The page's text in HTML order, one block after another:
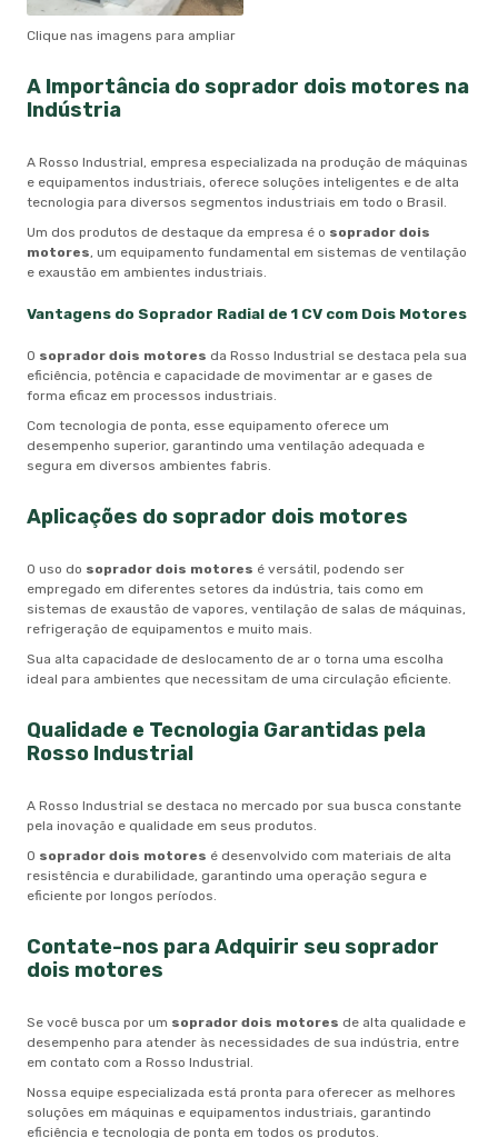
Clique nas imagens para ampliar
A Importância dosoprador dois motores na
Indústria
A Rosso Industrial, empresa especializada na produção de máquinas
e equipamentos industriais, oferece soluções inteligentes e de alta
tecnologia para diversos segmentos industriais em todo o Brasil.
Um dos produtos de destaque da empresa é o soprador dois
motores, um equipamento fundamental em sistemas de ventilação
e exaustão em ambientes industriais.
Vantagens do Soprador Radial de 1 CV com Dois Motores
O soprador dois motores da Rosso Industrial se destaca pela sua
eficiência, potência e capacidade de movimentar ar e gases de
forma eficaz em processos industriais.
Com tecnologia de ponta, esse equipamento oferece um
desempenho superior, garantindo uma ventilação adequada e
segura em diversos ambientes fabris.
Aplicações dosoprador dois motores
O uso do soprador dois motores é versátil, podendo ser
empregado em diferentes setores da indústria, tais como em
sistemas de exaustão de vapores, ventilação de salas de máquinas,
refrigeração de equipamentos e muito mais.
Sua alta capacidade de deslocamento de ar o torna uma escolha
ideal para ambientes que necessitam de uma circulação eficiente.
Qualidade e Tecnologia Garantidas pela
Rosso Industrial
A Rosso Industrial se destaca no mercado por sua busca constante
pela inovação e qualidade em seus produtos.
O soprador dois motores é desenvolvido com materiais de alta
resistência e durabilidade, garantindo uma operação segura e
eficiente por longos períodos.
Contate-nos para Adquirir seusoprador
dois motores
Se você busca por um soprador dois motores de alta qualidade e
desempenho para atender às necessidades de sua indústria, entre
em contato com a Rosso Industrial.
Nossa equipe especializada está pronta para oferecer as melhores
soluções em máquinas e equipamentos industriais, garantindo
eficiência e tecnologia de ponta em todos os produtos.